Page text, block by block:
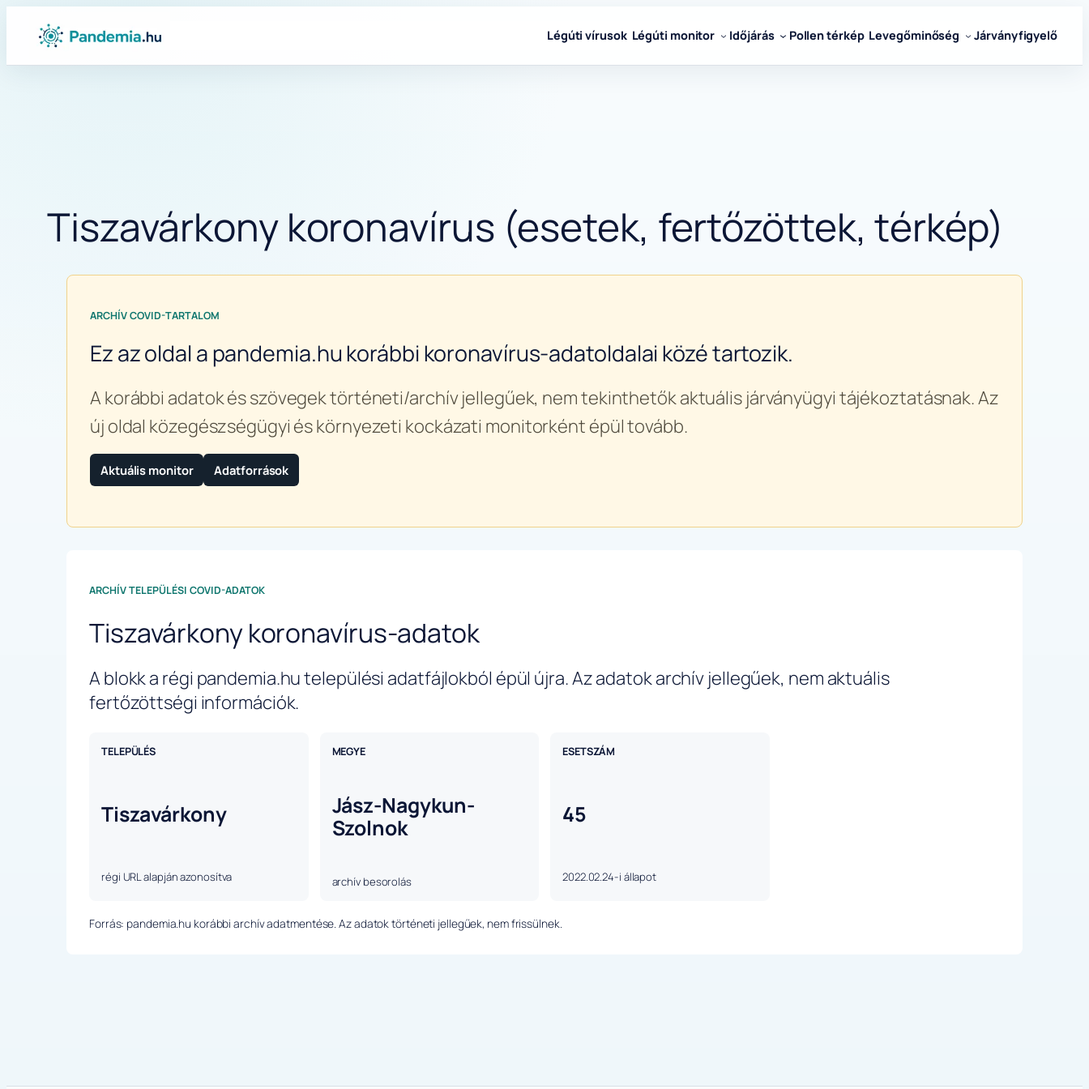
Ugrás
tartalomhoz
Légúti vírusok Légúti monitor Időjárás Pollen térkép Levegőminőség Járványfigyelő
Tiszavárkony koronavírus (esetek, fertőzöttek, térkép)
ARCHÍV COVID-TARTALOM
Ez az oldal a pandemia.hu korábbi koronavírus-adatoldalai közé tartozik.
A korábbi adatok és szövegek történeti/archív jellegűek, nem tekinthetők aktuális járványügyi tájékoztatásnak. Az
új oldal közegészségügyi és környezeti kockázati monitorként épül tovább.
Aktuális monitor Adatforrások
ARCHÍV TELEPÜLÉSI COVID-ADATOK
Tiszavárkony koronavírus-adatok
A blokk a régi pandemia.hu települési adatfájlokból épül újra. Az adatok archív jellegűek, nem aktuális
fertőzöttségi információk.
TELEPÜLÉS
Tiszavárkony
régi URL alapján azonosítva
MEGYE
Jász-Nagykun-
Szolnok
archív besorolás
ESETSZÁM
45
2022.02.24-i állapot
Forrás: pandemia.hu korábbi archív adatmentése. Az adatok történeti jellegűek, nem frissülnek.